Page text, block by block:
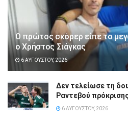
Ο πρώτος σκόρερ είπε το
ο Χρήστος Σιάγκας
6 ΑΥΓΟΎΣΤΟΥ, 2026
Δεν τελείωσε τη
Ραντεβού
6 ΑΥΓΟΎΣΤΟΥ, 2026